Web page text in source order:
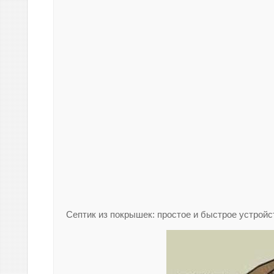
Септик из покрышек: простое и быстрое